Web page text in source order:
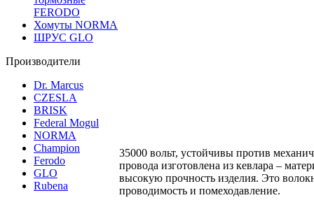
FERODO
Хомуты NORMA
ШРУС GLO
Производители
Dr. Marcus
CZESLA
BRISK
Federal Mogul
NORMA
Champion
Ferodo
GLO
Rubena
35000 вольт, устойчивы против
провода изготовлена из кевлара –
высокую прочность изделия. Это
проводимость и помеходавление.